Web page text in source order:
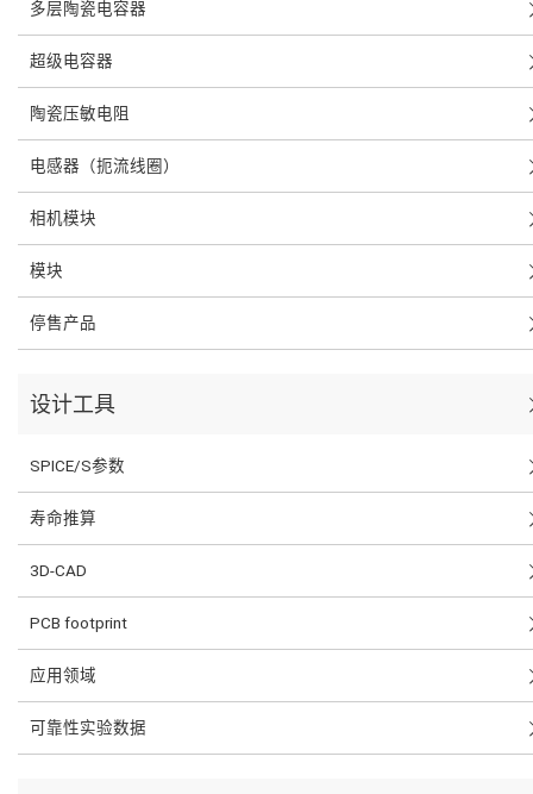
多层陶瓷电容器
超级电容器
陶瓷压敏电阻
电感器（扼流线圈）
相机模块
模块
停售产品
设计工具
SPICE/S参数
寿命推算
3D-CAD
PCB footprint
应用领域
可靠性实验数据